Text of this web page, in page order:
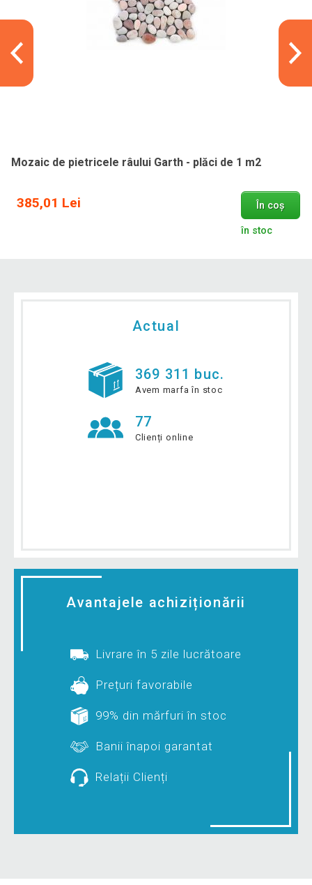
Mozaic de pietricele râului Garth - plăci de 1 m2
385,01 Lei În coș
în stoc
Actual
369 311 buc.
Avem marfa în stoc
77
Clienți online
Avantajele achiziționării
Livrare în 5 zile lucrătoare
Prețuri favorabile
99% din mărfuri în stoc
Banii înapoi garantat
Relații Clienți